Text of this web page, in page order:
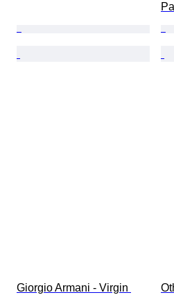
Giorgio Armani - Virgin